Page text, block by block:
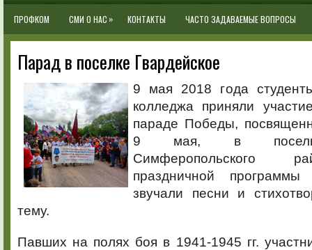
ПРОФКОМ СМИ О НАС » КОНТАКТЫ ЧАСТО ЗАДАВАЕМЫЕ ВОПРОСЫ
Парад в поселке Гвардейское
9 мая 2018 года
колледжа приняли
параде Победы,
9 мая, в поселке
Симферопольского
праздничной программы
звучали песни и
тему.
Павших на полях боя в 1941-1945 гг.